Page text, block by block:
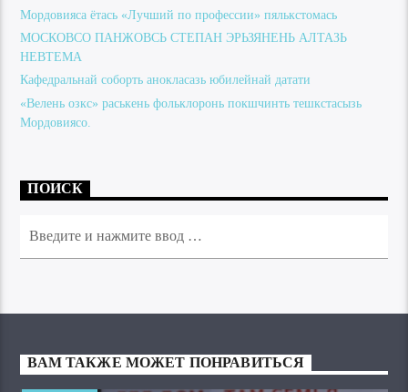
Мордовияса ётась «Лучший по профессии» пялькстомась
МОСКОВСО ПАНЖОВСЬ СТЕПАН ЭРЬЗЯНЕНЬ АЛТАЗЬ
НЕВТЕМА
Кафедральнай соборть анокласазь юбилейнай датати
«Велень озкс» раськень фольклоронь покшчинть тешкстасызь
Мордовиясо.
ПОИСК
ВАМ ТАКЖЕ МОЖЕТ ПОНРАВИТЬСЯ